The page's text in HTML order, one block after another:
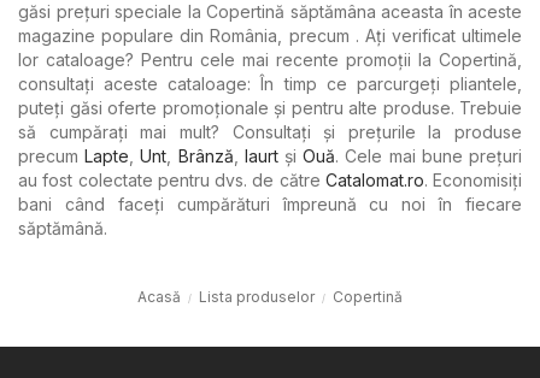
găsi prețuri speciale la Copertină săptămâna aceasta în aceste
magazine populare din România, precum . Ați verificat ultimele
lor cataloage? Pentru cele mai recente promoții la Copertină,
consultați aceste cataloage: În timp ce parcurgeți pliantele,
puteți găsi oferte promoționale și pentru alte produse. Trebuie
să cumpărați mai mult? Consultați și prețurile la produse
precumLapte ,Unt Brânză IaurtşiOuă. Cele mai bune prețuri
au fost colectate pentru dvs. de către Catalomat.ro. Economisiți
bani când faceți cumpărături împreună cu noi în fiecare
săptămână.
Acasă Lista produselor Copertină